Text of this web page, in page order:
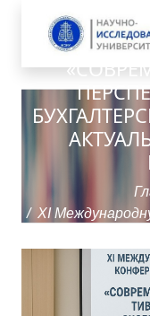
МОЛОДЫХ
ХI
«Современные
бухгалтерского
проблемы и